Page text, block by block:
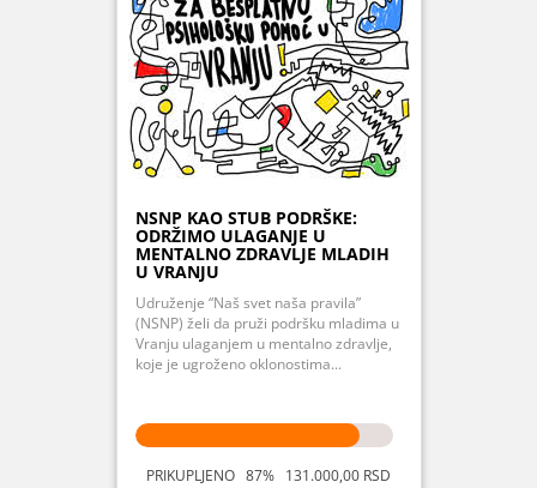
NSNP KAO STUB PODRŠKE:
ODRŽIMO ULAGANJE U
MENTALNO ZDRAVLJE MLADIH
U VRANJU
Udruženje “Naš svet naša pravila”
(NSNP) želi da pruži podršku mladima u
Vranju ulaganjem u mentalno zdravlje,
koje je ugroženo oklonostima...
PRIKUPLJENO 87% 131.000,00 RSD